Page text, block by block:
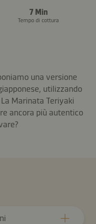
7 Min
Tempo di cottura
una versione
utilizzando
Marinata Teriyaki
ancora più autentico